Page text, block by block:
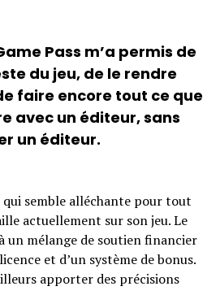
Pass m’a permis de
du jeu, de le rendre
faire encore tout ce que
avec un éditeur, sans
un éditeur.
semble alléchante pour tout
actuellement sur son jeu. Le
un mélange de soutien financier
et d’un système de bonus.
apporter des précisions